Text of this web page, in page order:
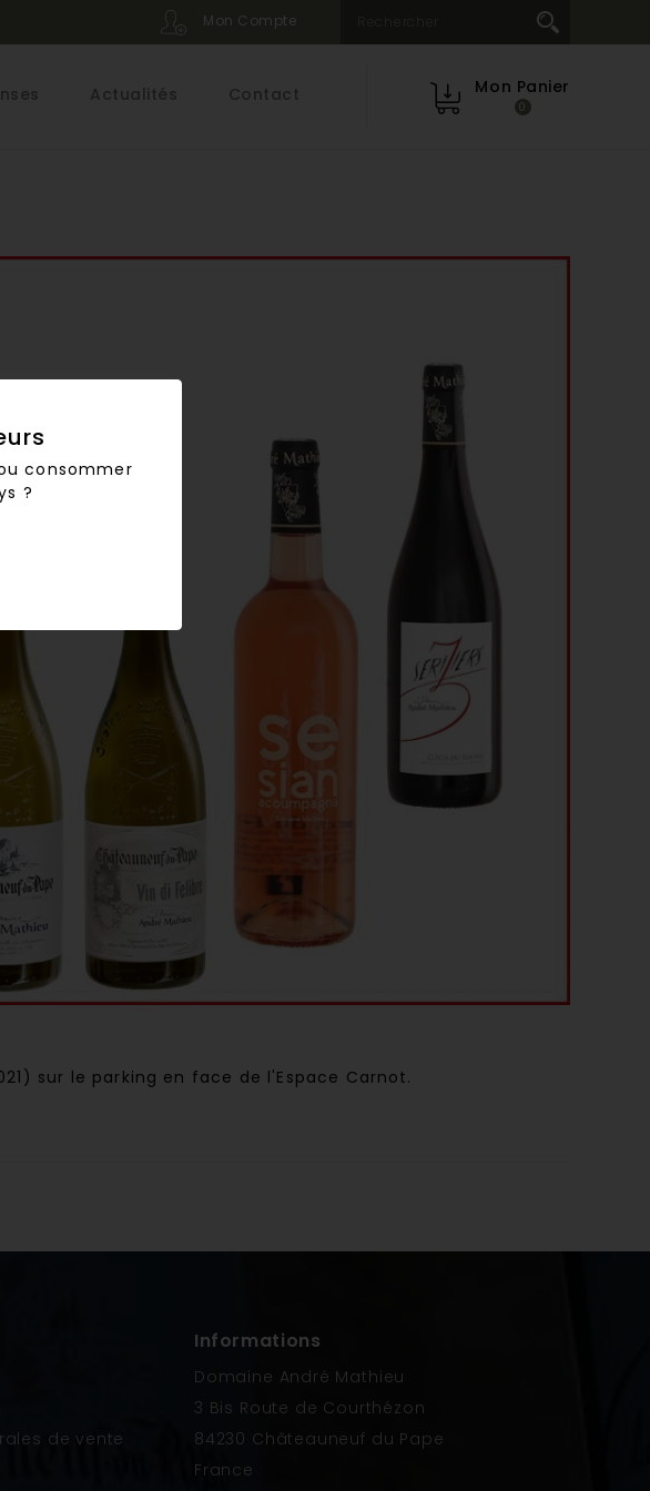
Mon Compte
Mon Panier
0
Actualités Contact
sur le parking en face de l'Espace Carnot.
consommer
?
de vente
Informations
Domaine André Mathieu
3 Bis Route de Courthézon
84230 Châteauneuf du Pape
France